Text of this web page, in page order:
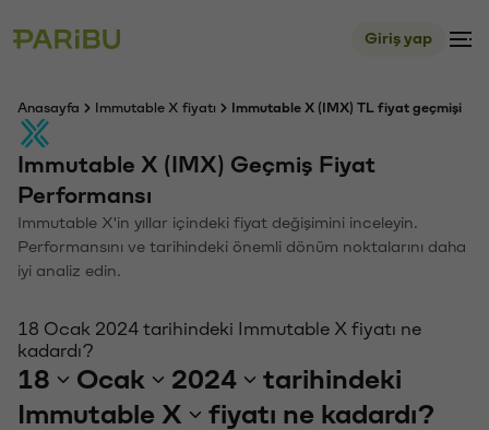
Giriş yap
Anasayfa Immutable X fiyatı Immutable X (IMX) TL fiyat geçmişi
Immutable X (IMX) Geçmiş Fiyat
Performansı
Immutable X'in yıllar içindeki fiyat değişimini inceleyin.
Performansını ve tarihindeki önemli dönüm noktalarını daha
iyi analiz edin.
18 Ocak 2024 tarihindeki Immutable X fiyatı ne
kadardı?
18 Ocak 2024
tarihindeki
Immutable X
fiyatı ne kadardı?